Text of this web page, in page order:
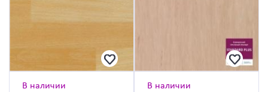
В наличии
В наличии